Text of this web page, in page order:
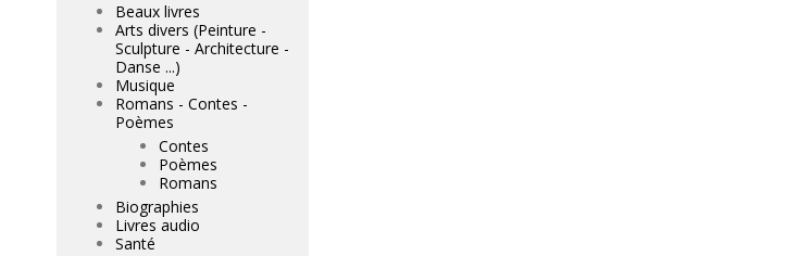
Beaux livres
Arts divers (Peinture -
Sculpture - Architecture -
Danse ...)
Musique
Romans - Contes -
Poèmes
Contes
Poèmes
Romans
Biographies
Livres audio
Santé